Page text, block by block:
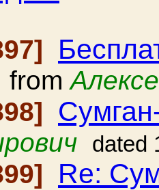
from
dated
Re: